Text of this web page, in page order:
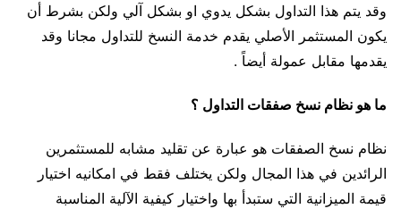
وقد يتم هذا التداول بشكل يدوي او بشكل آلي ولكن بشرط أن
يكون المستثمر الأصلي يقدم خدمة النسخ للتداول مجانا وقد
يقدمها مقابل عمولة أيضاً .
ما هو نظام نسخ صفقات التداول ؟
نظام نسخ الصفقات هو عبارة عن تقليد مشابه للمستثمرين
الرائدين في هذا المجال ولكن يختلف فقط في امكانيه اختيار
قيمة الميزانية التي ستبدأ بها واختيار كيفية الآلية المناسبة